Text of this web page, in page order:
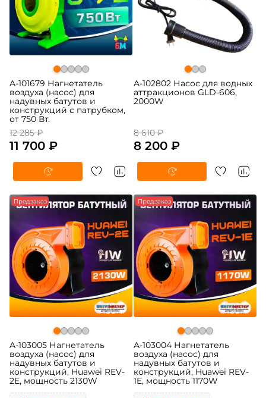
A-101679 Нагнетатель
воздуха (насос) для
надувных батутов и
конструкций с патрубком,
от 750 Вт.
12 285 ₽
11 700 ₽
A-102802 Насос для водных
аттракционов GLD-606,
2000W
8 610 ₽
8 200 ₽
Предзаказ
A-103005 Нагнетатель
воздуха (насос) для
надувных батутов и
конструкций, Huawei REV-
2E, мощность 2130W
Предзаказ
A-103004 Нагнетатель
воздуха (насос) для
надувных батутов и
конструкций, Huawei REV-
1E, мощность 1170W